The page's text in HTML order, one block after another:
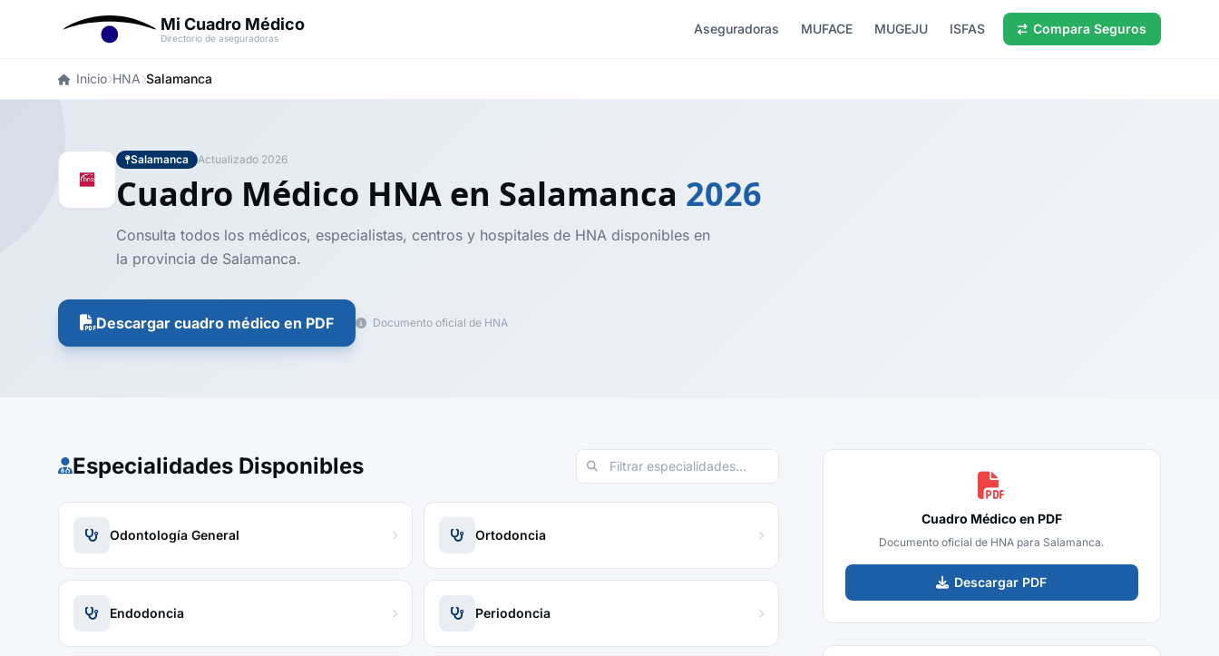
Mi Cuadro Médico
Directorio de aseguradoras
Aseguradoras MUFACE MUGEJU ISFAS Compara Seguros
Inicio HNA Salamanca
Salamanca Actualizado 2026
Cuadro Médico HNA en Salamanca 2026
Consulta todos los médicos, especialistas, centros y hospitales de HNA disponibles en
la provincia de Salamanca.
Descargar cuadro médico en PDF Documento oficial de HNA
Especialidades Disponibles
Odontología General Ortodoncia
Endodoncia Periodoncia
Cuadro Médico en PDF
Documento oficial de HNA para Salamanca.
Descargar PDF